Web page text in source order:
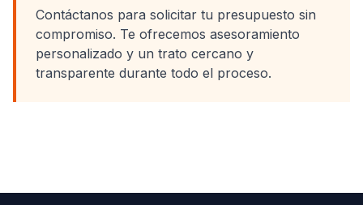
Contáctanos para solicitar tu presupuesto sin
compromiso. Te ofrecemos asesoramiento
personalizado y un trato cercano y
transparente durante todo el proceso.